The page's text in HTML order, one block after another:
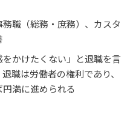
務職（総務・庶務）、カスタ
をかけたくない」と退職を言
職は労働者の権利であり、
満に進められる